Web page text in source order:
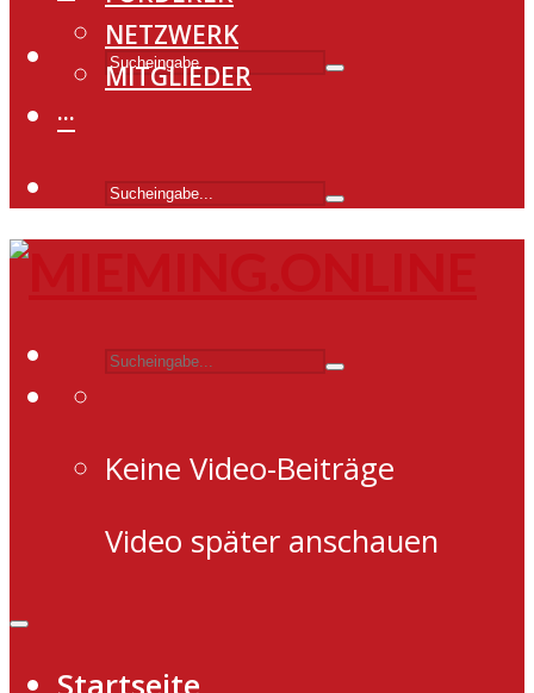
NETZWERK
MITGLIEDER
···
Keine Video-Beiträge
Video später anschauen